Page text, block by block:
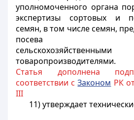
уполномоченного органа
экспертизы сортовых и
семян, в том числе семян,
посева
сельскохозяйственными
товаропроизводителями.
Статья дополнена
соответствии сЗаконом РК
III
11) утверждает